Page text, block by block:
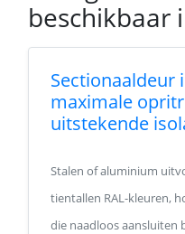
beschikbaar
Sectionaaldeur
maximale
uitstekende
Stalen of aluminium
tientallen RAL-kleuren,
die naadloos aansluiten